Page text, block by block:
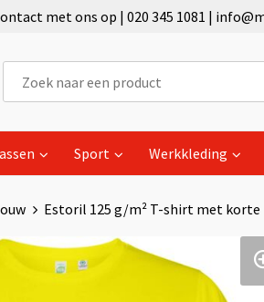
met ons op | 020 345 1081 |
Sport Werkkleding
Estoril 125 g/m² T-shirt met korte